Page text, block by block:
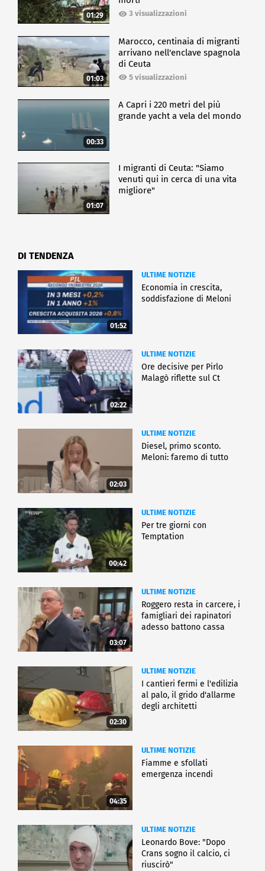
01:29 3 visualizzazioni
01:03
Marocco, centinaia di migranti
arrivano nell'enclave spagnola
di Ceuta
5 visualizzazioni
00:33
A Capri i 220 metri del più
grande yacht a vela del mondo
01:07
I migranti di Ceuta: "Siamo
venuti qui in cerca di una vita
migliore"
DI TENDENZA
01:52
ULTIME NOTIZIE
Economia in crescita,
soddisfazione di Meloni
02:22
ULTIME NOTIZIE
Ore decisive per Pirlo
Malagò riflette sul Ct
02:03
ULTIME NOTIZIE
Diesel, primo sconto.
Meloni: faremo di tutto
00:42
ULTIME NOTIZIE
Per tre giorni con
Temptation
03:07
ULTIME NOTIZIE
Roggero resta in carcere, i
famigliari dei rapinatori
adesso battono cassa
02:30
ULTIME NOTIZIE
I cantieri fermi e l'edilizia
al palo, il grido d'allarme
degli architetti
04:35
ULTIME NOTIZIE
Fiamme e sfollati
emergenza incendi
ULTIME NOTIZIE
Leonardo Bove: "Dopo
Crans sogno il calcio, ci
riuscirò"